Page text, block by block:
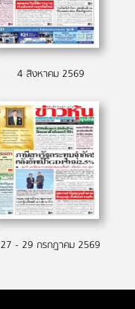
4 สิงหาคม 2569
27 - 29 กรกฎาคม 2569